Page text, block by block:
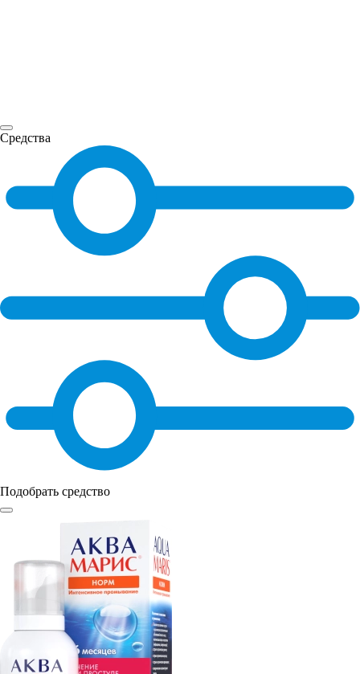
Средства
Подобрать средство